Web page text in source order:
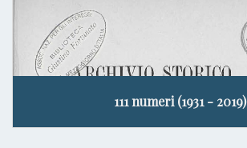
111 numeri (1931 - 2019)